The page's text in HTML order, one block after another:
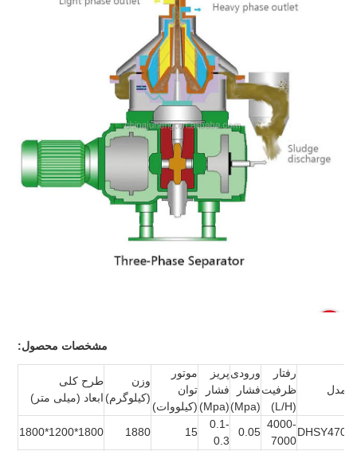
مشخصات محصول:
مدل
رفتار
ظرفیت
(L/H)
ورودی
فشار
(Mpa)
پریز
فشار
(Mpa)
موتور
توان
(کیلووات)
وزن
(کیلوگرم)
طرح کلی
ابعاد (میلی متر)
DHSY470
4000-
7000
0.05
0.1-
0.3
15
1880
1800*1200*1800